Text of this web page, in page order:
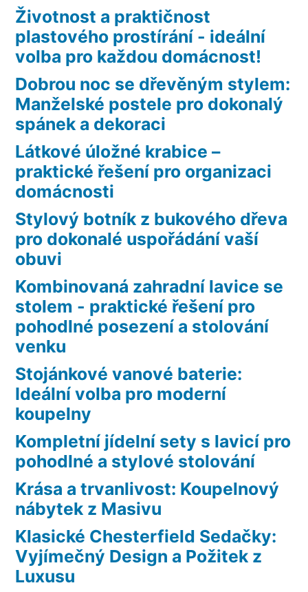
Životnost a praktičnost
plastového prostírání - ideální
volba pro každou domácnost!
Dobrou noc se dřevěným stylem:
Manželské postele pro dokonalý
spánek a dekoraci
Látkové úložné krabice –
praktické řešení pro organizaci
domácnosti
Stylový botník z bukového dřeva
pro dokonalé uspořádání vaší
obuvi
Kombinovaná zahradní lavice se
stolem - praktické řešení pro
pohodlné posezení a stolování
venku
Stojánkové vanové baterie:
Ideální volba pro moderní
koupelny
Kompletní jídelní sety s lavicí pro
pohodlné a stylové stolování
Krása a trvanlivost: Koupelnový
nábytek z Masivu
Klasické Chesterfield Sedačky:
Vyjímečný Design a Požitek z
Luxusu